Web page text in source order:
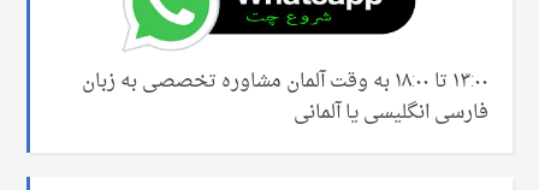
۱۳:۰۰ تا ۱۸:۰۰ به وقت آلمان مشاوره تخصصی به زبان
فارسی انگلیسی یا آلمانی